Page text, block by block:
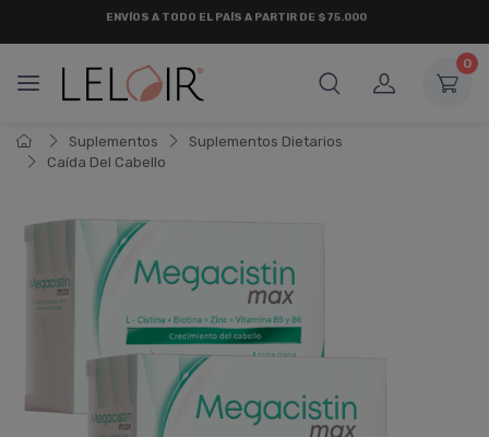
0
Suplementos
Suplementos Dietarios
Caí­da Del Cabello